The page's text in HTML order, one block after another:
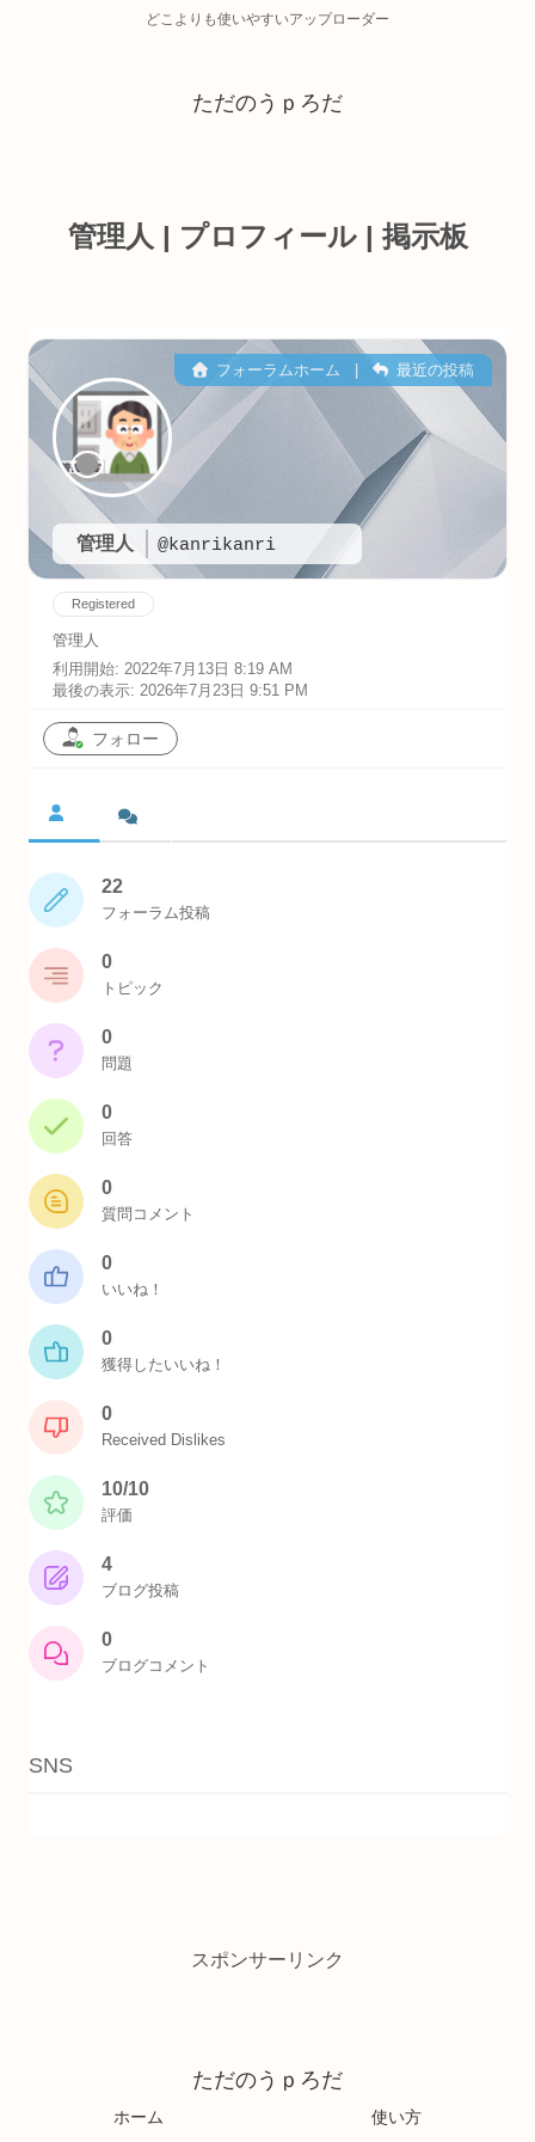
どこよりも使いやすいアップローダー
ただのうｐろだ
管理人 | プロフィール | 掲示板
管理人 @kanrikanri
フォーラムホーム 最近の投稿
Registered
管理人
利用開始: 2022年7月13日 8:19 AM
最後の表示: 2026年7月23日 9:51 PM
フォロー
22
フォーラム投稿
0
トピック
0
問題
0
回答
0
質問コメント
0
いいね！
0
獲得したいいね！
0
Received Dislikes
10/10
評価
4
ブログ投稿
0
ブログコメント
SNS
スポンサーリンク
ただのうｐろだ
ホーム
使い方